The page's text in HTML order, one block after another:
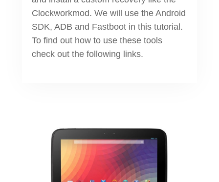
Clockworkmod. We will use the Android
SDK, ADB and Fastboot in this tutorial.
To find out how to use these tools
check out the following links.